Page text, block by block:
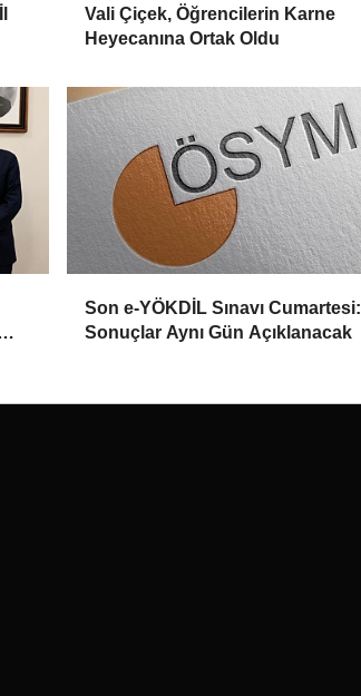
Vali Çiçek, Öğrencilerin Karne
Heyecanına Ortak Oldu
Son e-YÖKDİL Sınavı Cumartesi:
Sonuçlar Aynı Gün Açıklanacak